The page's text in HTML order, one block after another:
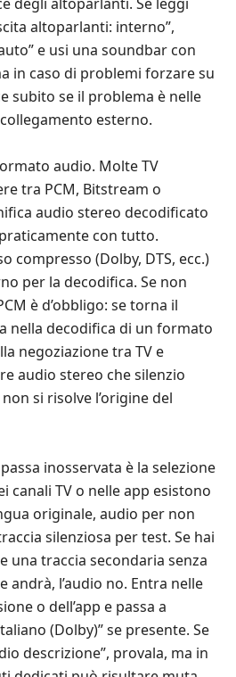
altoparlanti: interno”,
e usi una soundbar con
in caso di problemi forzare su
subito se il problema è nelle
esterno.
audio. Molte TV
tra PCM, Bitstream o
audio stereo decodificato
con tutto.
compresso (Dolby, DTS, ecc.)
per la decodifica. Se non
è d’obbligo: se torna il
nella decodifica di un formato
negoziazione tra TV e
audio stereo che silenzio
si risolve l’origine del
inosservata è la selezione
canali TV o nelle app esistono
originale, audio per non
silenziosa per test. Se hai
una traccia secondaria senza
andrà, l’audio no. Entra nelle
o dell’app e passa a
(Dolby)” se presente. Se
descrizione”, provala, ma in